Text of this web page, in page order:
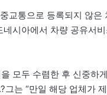
교통으로 등록되지 않은
시아에서 차량 공유서
모두 수렴한 후 신중하
는 “만일 해당 업체가